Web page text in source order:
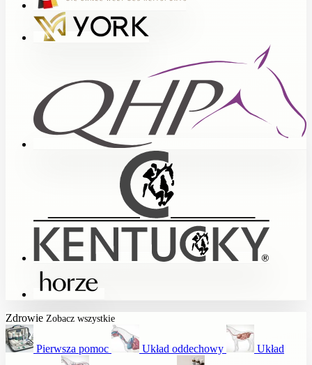
Zdrowie Zobacz wszystkie
Pierwsza pomoc Układ oddechowy Układ